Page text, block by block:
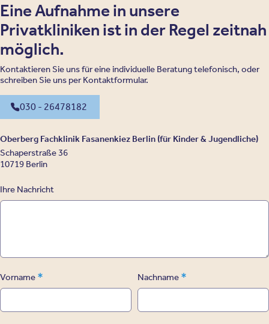
Eine Aufnahme in unsere
Privatkliniken ist in der Regel zeitnah
möglich.
Kontaktieren Sie uns für eine individuelle Beratung telefonisch, oder
schreiben Sie uns per Kontaktformular.
030 - 26478182
Oberberg Fachklinik Fasanenkiez Berlin (für Kinder & Jugendliche)
Schaperstraße 36
10719 Berlin
Ihre Nachricht
Vorname * Nachname *